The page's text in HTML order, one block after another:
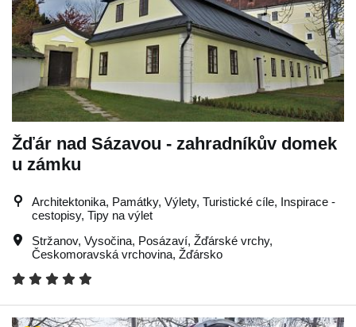
Žďár nad Sázavou - zahradníkův domek
u zámku
Architektonika, Památky, Výlety, Turistické cíle, Inspirace -
cestopisy, Tipy na výlet
Stržanov, Vysočina, Posázaví, Žďárské vrchy,
Českomoravská vrchovina, Žďársko